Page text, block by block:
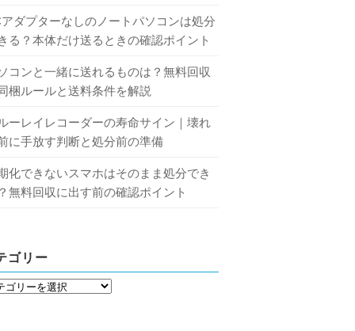
ダプターなしのノートパソコンは処分
る？本体だけ送るときの確認ポイント
コンと一緒に送れるものは？無料回収
梱ルールと送料条件を解説
ーレイレコーダーの寿命サイン｜壊れ
に手放す判断と処分前の準備
化できないスマホはそのまま処分でき
無料回収に出す前の確認ポイント
ゴリー